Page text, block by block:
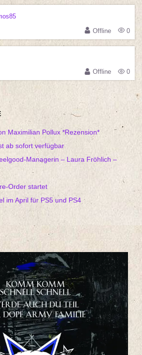
Offline
0
Offline
0
Maximilian Pollux *Rezension*
ab sofort verfügbar
Managerin – Laura Fröhlich –
Order startet
im April für PS5 und PS4